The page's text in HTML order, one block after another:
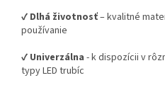
✔ Dlhá životnosť– kvalitné
používanie
✔ Univerzálna - k dispozícii v
typy LED trubíc